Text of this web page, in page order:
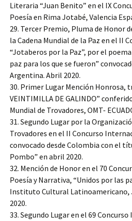
Literaria “Juan Benito” en el IX
Poesía en Rima Jotabé, Valencia
29. Tercer Premio, Pluma de Honor
la Cadena Mundial de la Paz en el II
“Jotaberos por la Paz”, por el
paz para los que se fueron”
Argentina. Abril 2020.
30. Primer Lugar Mención Honrosa,
VEINTIMILLA DE GALINDO”
Mundial de Trovadores, OMT-
31. Segundo Lugar por la
Trovadores en el II Concurso
convocado desde Colombia con el
Pombo” en abril 2020.
32. Mención de Honor en el 70
Poesía y Narrativa, “Unidos por las
Instituto Cultural Latinoamericano,
2020.
33. Segundo Lugar en el 69